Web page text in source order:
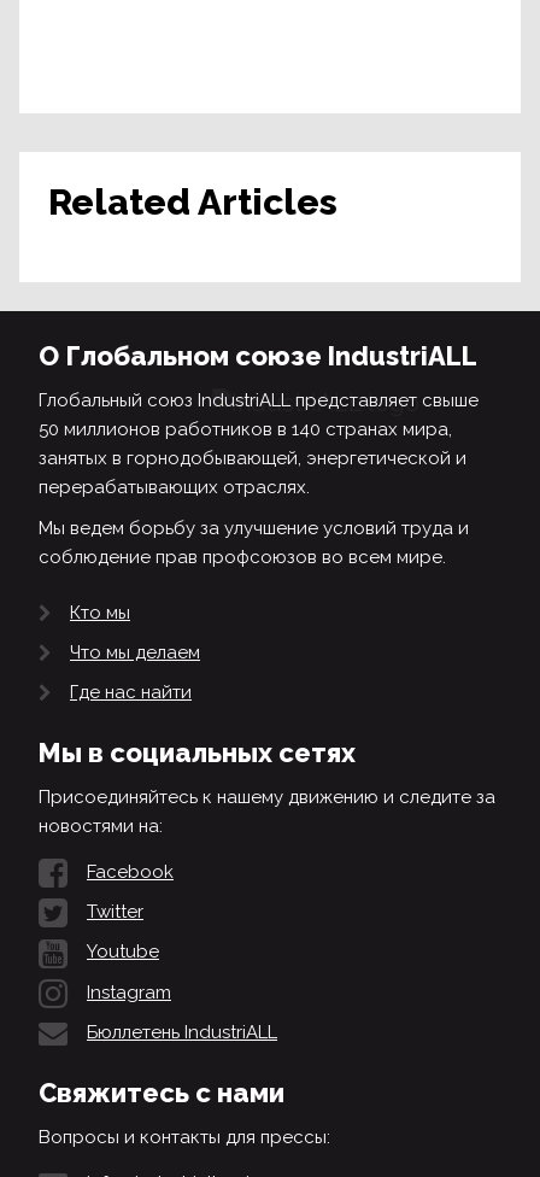
Related Articles
О Глобальном союзе IndustriALL
Глобальный союз IndustriALL представляет свыше
50 миллионов работников в 140 странах мира,
занятых в горнодобывающей, энергетической и
перерабатывающих отраслях.
Мы ведем борьбу за улучшение условий труда и
соблюдение прав профсоюзов во всем мире.
Кто мы
Что мы делаем
Где нас найти
Мы в социальных сетях
Присоединяйтесь к нашему движению и следите за
новостями на:
Facebook
Twitter
Youtube
Instagram
Бюллетень IndustriALL
Свяжитесь с нами
Вопросы и контакты для прессы: